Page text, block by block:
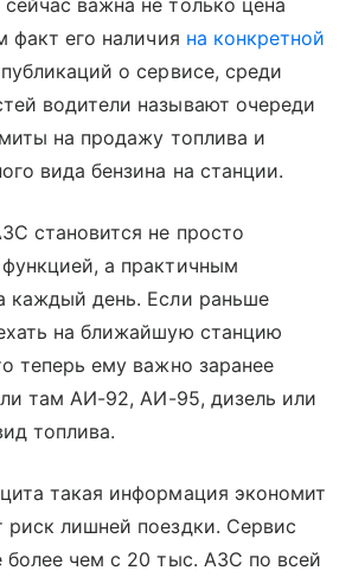
важна не только цена
факт его наличия на конкретной
о сервисе, среди
водители называют очереди
на продажу топлива и
вида бензина на станции.
становится не просто
а практичным
каждый день. Если раньше
на ближайшую станцию
теперь ему важно заранее
ли там АИ-92, АИ-95, дизель или
топлива.
такая информация экономит
риск лишней поездки. Сервис
более чем с 20 тыс. АЗС по всей